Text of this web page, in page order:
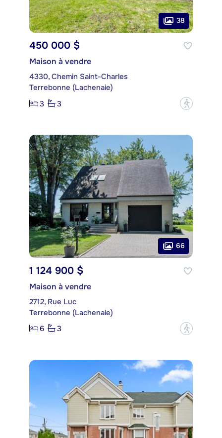
38
450 000 $
Maison à vendre
4330, Chemin Saint-Charles
Terrebonne (Lachenaie)
3
3 ?
66
1 124 900 $
Maison à vendre
2712, Rue Luc
Terrebonne (Lachenaie)
6
3 ?